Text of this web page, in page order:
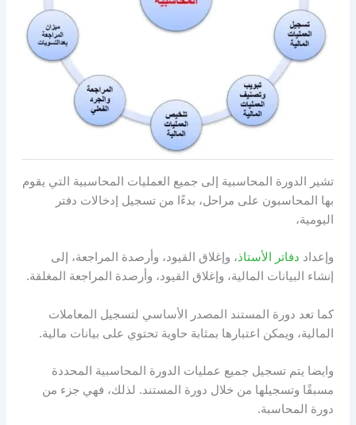
تشير الدورة المحاسبية إلى جميع العمليات المحاسبية التي يقوم
بها المحاسبون على مراحل، بدءًا من تسجيل إدخالات دفتر
اليومية،
وإعداد دفاتر الأستاذ، وإغلاق القيود، وأرصدة المراجعة، إلى
إنشاء البيانات المالية، وإغلاق القيود، وأرصدة المراجعة المغلقة.
كما تعد دورة المستند المصدر الأساسي لتسجيل المعاملات
المالية، ويمكن اعتبارها بمثابة حاوية تحتوي على بيانات مالية.
وايضا يتم تسجيل جميع عمليات الدورة المحاسبية المحددة
مسبقًا وتسجيلها من خلال دورة المستند. لذلك، فهي جزء من
دورة المحاسبة.